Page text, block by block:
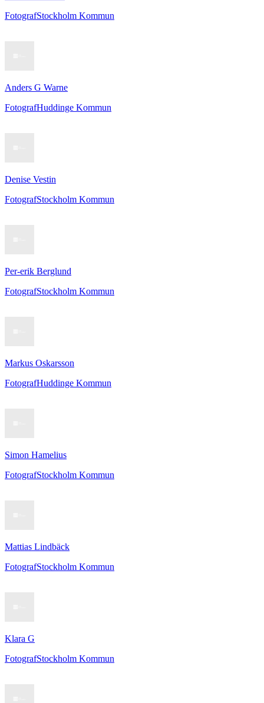
FotografStockholm Kommun
Anders G Warne
FotografHuddinge Kommun
Denise Vestin
FotografStockholm Kommun
Per-erik Berglund
FotografStockholm Kommun
Markus Oskarsson
FotografHuddinge Kommun
Simon Hamelius
FotografStockholm Kommun
Mattias Lindbäck
FotografStockholm Kommun
Klara G
FotografStockholm Kommun